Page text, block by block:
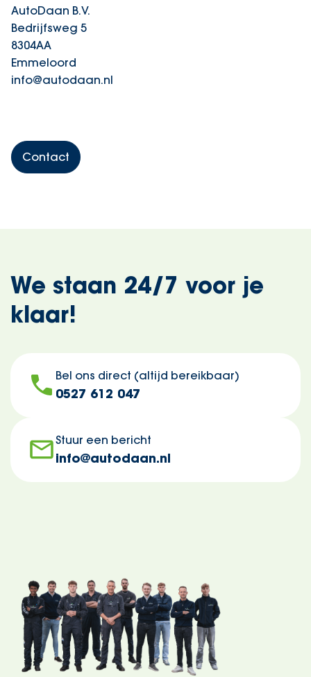
AutoDaan B.V.
Bedrijfsweg 5
8304AA
Emmeloord
info@autodaan.nl
Contact
We staan 24/7 voor je
klaar!
Bel ons direct (altijd bereikbaar)
0527 612 047
Stuur een bericht
info@autodaan.nl